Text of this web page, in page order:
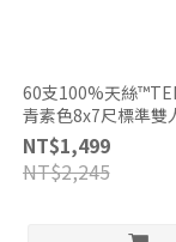
60支100%天絲
青素色8x7尺標準雙
套/被單/300織專櫃
製/6ST31
NT$1,499
NT$2,245